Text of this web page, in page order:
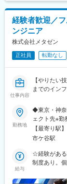
(千葉県)、市
駅、電鉄富
(神戸市営)、
(福島県)、い
静岡駅、沼
岡県)、大場
田駅、白山
址大名町駅
駅(地下鉄)
駅(ＪＲ線)、
駅、出雲市
駅、高松駅(
博多駅、天
橋駅、南行
市電)、那覇
前駅、神奈
前駅(長野県)
経験者歓迎／
ンジニア
株式会社メタゼン
正社員 転勤なし
仕事内容
【やりたい
までのイン
勤務地
◆東京・神奈
ェクト先※勤
せん。※す
ト・在宅勤
【最寄り駅】
市ケ谷駅
給与
☆経験があ
制度あり。
を考慮し決